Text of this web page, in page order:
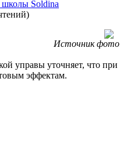
школы Soldina
)
Источник
управы уточняет, что
эффектам.